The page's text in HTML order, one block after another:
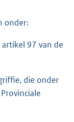
onder:
97 van de
die onder